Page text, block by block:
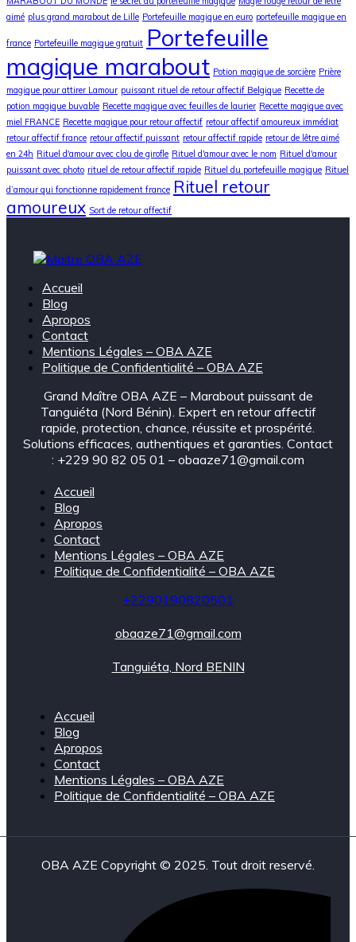
aimé plus grand marabout de Lille Portefeuille magique en euro portefeuille magique en
france Portefeuille magique gratuit Portefeuille
magique marabout Potion magique de sorcière Prière
magique pour attirer Lamour puissant rituel de retour affectif Belgique Recette de
potion magique buvable Recette magique avec feuilles de laurier Recette magique avec
miel FRANCE Recette magique pour retour affectif retour affectif amoureux immédiat
retour affectif france retour affectif puissant retour affectif rapide retour de lêtre aimé
en 24h Rituel d'amour avec clou de girofle Rituel d'amour avec le nom Rituel d'amour
puissant avec photo rituel de retour affectif rapide Rituel du portefeuille magique Rituel
d’amour qui fonctionne rapidement france Rituel retour
amoureux Sort de retour affectif
Accueil
Blog
Apropos
Contact
Mentions Légales – OBA AZE
Politique de Confidentialité – OBA AZE
Grand Maître OBA AZE – Marabout puissant de
Tanguiéta (Nord Bénin). Expert en retour affectif
rapide, protection, chance, réussite et prospérité.
Solutions efficaces, authentiques et garanties. Contact
: +229 90 82 05 01 – obaaze71@gmail.com
Accueil
Blog
Apropos
Contact
Mentions Légales – OBA AZE
Politique de Confidentialité – OBA AZE
+2290190820501
obaaze71@gmail.com
Tanguiéta, Nord BENIN
Accueil
Blog
Apropos
Contact
Mentions Légales – OBA AZE
Politique de Confidentialité – OBA AZE
OBA AZE Copyright © 2025. Tout droit reservé.